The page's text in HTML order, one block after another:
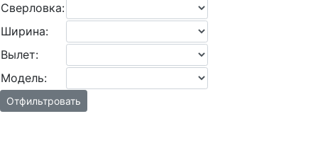
Сверловка:
Ширина:
Вылет:
Модель:
Отфильтровать